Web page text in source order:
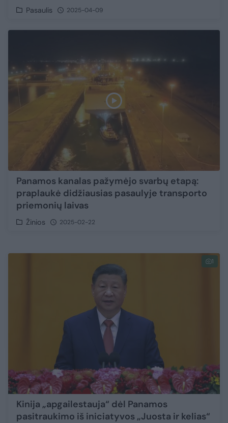
Pasaulis 2025-04-09
Panamos kanalas pažymėjo svarbų etapą:
praplaukė didžiausias pasaulyje transporto
priemonių laivas
Žinios 2025-02-22
1
Kinija „apgailestauja“ dėl Panamos
pasitraukimo iš iniciatyvos „Juosta ir kelias“